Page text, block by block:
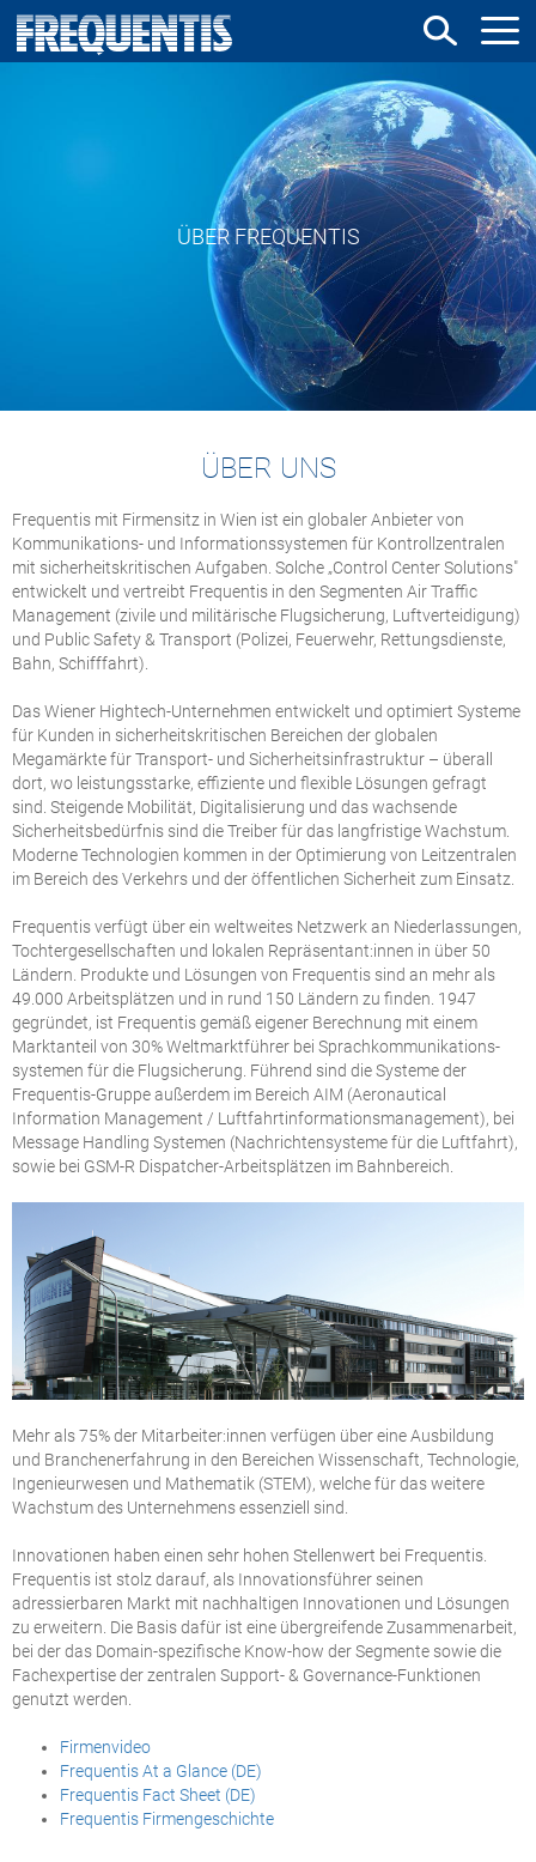
Direkt
zum
Inhalt
ÜBER FREQUENTIS
ÜBER UNS
Frequentis mit Firmensitz in Wien ist ein globaler Anbieter von
Kommunikations- und Informationssystemen für Kontrollzentralen
mit sicherheitskritischen Aufgaben. Solche „Control Center Solutions"
entwickelt und vertreibt Frequentis in den Segmenten Air Traffic
Management (zivile und militärische Flugsicherung, Luftverteidigung)
und Public Safety & Transport (Polizei, Feuerwehr, Rettungsdienste,
Bahn, Schifffahrt).
Das Wiener Hightech-Unternehmen entwickelt und optimiert Systeme
für Kunden in sicherheitskritischen Bereichen der globalen
Megamärkte für Transport- und Sicherheitsinfrastruktur – überall
dort, wo leistungsstarke, effiziente und flexible Lösungen gefragt
sind. Steigende Mobilität, Digitalisierung und das wachsende
Sicherheitsbedürfnis sind die Treiber für das langfristige Wachstum.
Moderne Technologien kommen in der Optimierung von Leitzentralen
im Bereich des Verkehrs und der öffentlichen Sicherheit zum Einsatz.
Frequentis verfügt über ein weltweites Netzwerk an Niederlassungen,
Tochtergesellschaften und lokalen Repräsentant:innen in über 50
Ländern. Produkte und Lösungen von Frequentis sind an mehr als
49.000 Arbeitsplätzen und in rund 150 Ländern zu finden. 1947
gegründet, ist Frequentis gemäß eigener Berechnung mit einem
Marktanteil von 30% Weltmarktführer bei Sprachkommunikations-
systemen für die Flugsicherung. Führend sind die Systeme der
Frequentis-Gruppe außerdem im Bereich AIM (Aeronautical
Information Management / Luftfahrtinformationsmanagement), bei
Message Handling Systemen (Nachrichtensysteme für die Luftfahrt),
sowie bei GSM-R Dispatcher-Arbeitsplätzen im Bahnbereich.
Mehr als 75% der Mitarbeiter:innen verfügen über eine Ausbildung
und Branchenerfahrung in den Bereichen Wissenschaft, Technologie,
Ingenieurwesen und Mathematik (STEM), welche für das weitere
Wachstum des Unternehmens essenziell sind.
Innovationen haben einen sehr hohen Stellenwert bei Frequentis.
Frequentis ist stolz darauf, als Innovationsführer seinen
adressierbaren Markt mit nachhaltigen Innovationen und Lösungen
zu erweitern. Die Basis dafür ist eine übergreifende Zusammenarbeit,
bei der das Domain-spezifische Know-how der Segmente sowie die
Fachexpertise der zentralen Support- & Governance-Funktionen
genutzt werden.
Firmenvideo
Frequentis At a Glance (DE)
Frequentis Fact Sheet (DE)
Frequentis Firmengeschichte